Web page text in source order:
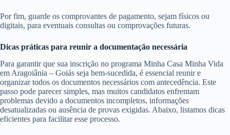
Por fim, guarde os comprovantes de pagamento, sejam físicos ou
digitais, para eventuais consultas ou comprovações futuras.
Dicas práticas para reunir a documentação necessária
Para garantir que sua inscrição no programa Minha Casa Minha Vida
em Aragoiânia – Goiás seja bem-sucedida, é essencial reunir e
organizar todos os documentos necessários com antecedência. Este
passo pode parecer simples, mas muitos candidatos enfrentam
problemas devido a documentos incompletos, informações
desatualizadas ou ausência de provas exigidas. Abaixo, listamos dicas
eficientes para facilitar esse processo.